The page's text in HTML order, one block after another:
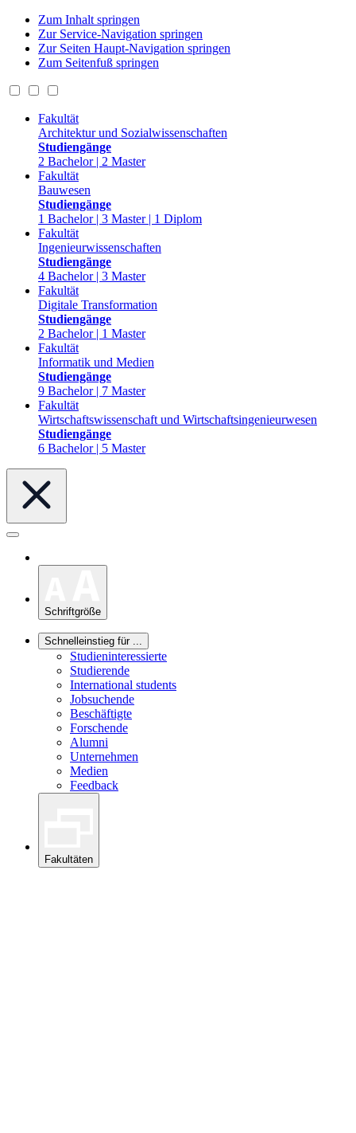
Zum Inhalt springen
Zur Service-Navigation springen
Zur Seiten Haupt-Navigation springen
Zum Seitenfuß springen
Fakultät
Architektur und Sozialwissenschaften
Studiengänge
2 Bachelor | 2 Master
Fakultät
Bauwesen
Studiengänge
1 Bachelor | 3 Master | 1 Diplom
Fakultät
Ingenieurwissenschaften
Studiengänge
4 Bachelor | 3 Master
Fakultät
Digitale Transformation
Studiengänge
2 Bachelor | 1 Master
Fakultät
Informatik und Medien
Studiengänge
9 Bachelor | 7 Master
Fakultät
Wirtschaftswissenschaft und Wirtschaftsingenieurwesen
Studiengänge
6 Bachelor | 5 Master
Schriftgröße
Schnelleinstieg für ...
Studieninteressierte
Studierende
International students
Jobsuchende
Beschäftigte
Forschende
Alumni
Unternehmen
Medien
Feedback
Fakultäten